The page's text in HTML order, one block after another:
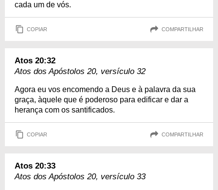
cada um de vós.
COPIAR COMPARTILHAR
Atos 20:32
Atos dos Apóstolos 20, versículo 32
Agora eu vos encomendo a Deus e à palavra da sua
graça, àquele que é poderoso para edificar e dar a
herança com os santificados.
COPIAR COMPARTILHAR
Atos 20:33
Atos dos Apóstolos 20, versículo 33